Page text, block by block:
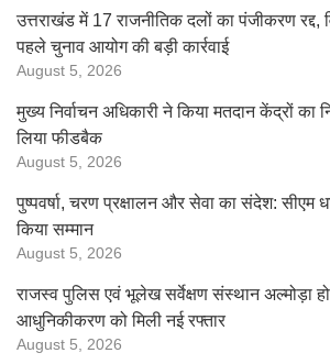
उत्तराखंड में 17 राजनीतिक दलों का पंजीकरण रद्द,
पहले चुनाव आयोग की बड़ी कार्रवाई
August 5, 2026
मुख्य निर्वाचन अधिकारी ने किया मतदान केंद्रों का
लिया फीडबैक
August 5, 2026
पुष्पवर्षा, चरण प्रक्षालन और सेवा का संदेश: सीएम
किया सम्मान
August 5, 2026
राजस्व पुलिस एवं भूलेख सर्वेक्षण संस्थान अल्मोड़ा
आधुनिकीकरण को मिली नई रफ्तार
August 5, 2026